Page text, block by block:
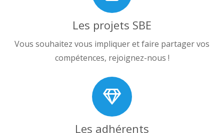
Les projets SBE
Vous souhaitez vous impliquer et faire partager vos
compétences, rejoignez-nous !
Les adhérents